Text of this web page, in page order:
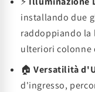
installando due
raddoppiando la
ulteriori colonne
🏠Versatilità
d'ingresso,